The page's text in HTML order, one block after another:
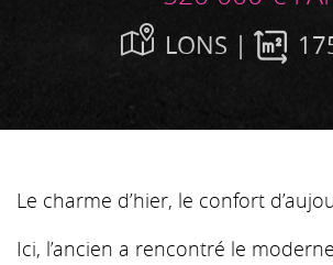
LONS |
Le charme d’hier, le confort
Ici, l’ancien a rencontré le